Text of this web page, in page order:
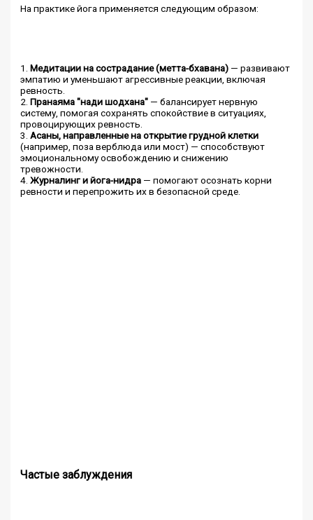
На практике йога применяется следующим образом:
1.Медитации на сострадание (метта-бхавана) — развивают
эмпатию и уменьшают агрессивные реакции, включая
ревность.
2.Пранаяма "нади шодхана" — балансирует нервную
систему, помогая сохранять спокойствие в ситуациях,
провоцирующих ревность.
3.Асаны, направленные на открытие грудной клетки
(например, поза верблюда или мост) — способствуют
эмоциональному освобождению и снижению
тревожности.
4.Журналинг и йога-нидра — помогают осознать корни
ревности и перепрожить их в безопасной среде.
Частые заблуждения